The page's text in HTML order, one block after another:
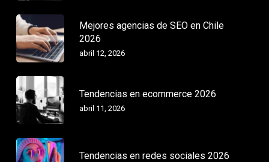
Mejores agencias de SEO en Chile
2026
abril 12, 2026
Tendencias en ecommerce 2026
abril 11, 2026
Tendencias en redes sociales 2026